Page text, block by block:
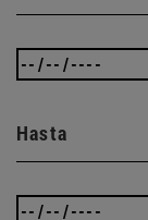
Hasta